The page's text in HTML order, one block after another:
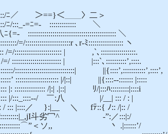
￣＞==}＜＿＿〉二＞
=ﾆ=-￣:::::::::::::￣￣＼
::::::::::::::::::::::::::::::::::::::::::: ＼
､r‐ﾐ::::::::::::::::: ヽ
| ,`､:::::::::::::::::.
| |:::`､::::::::::’,::::.
||{::::’,:::::::::::’,::::’,
::::::::::::::::::::: |/|::| ||{::::-‐::::::: |:::::
/|:| .|::| ﾘ/|:::ﾊ:::::::::|::::i
:::_::::-‐/ ￣:八 |/__| ::: / : |
|::::／ }:|__ ＼ fﾃ::{ ﾉ:: /|:: /
斗劣冖^ ゞ‐”:／:::|:/
＜ソ,, 丶 .|::::::’/